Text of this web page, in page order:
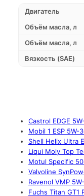
Двигатель
Объём масла, л
Объём масла, л
Вязкость (SAE)
Castrol EDGE
Mobil 1 ESP 5W-
Shell Helix Ultra
Liqui Moly Top
Motul Specific
Valvoline
Ravenol VMP
Fuchs Titan GT1